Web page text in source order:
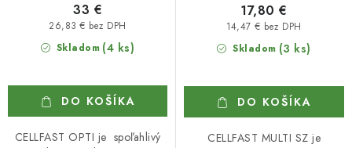
Skladom (4 ks)
26,83 € bez DPH
33 €
DO KOŠÍKA
CELLFAST OPTI je spoľahlivý
Skladom (3 ks)
14,47 € bez DPH
17,80 €
DO KOŠÍKA
CELLFAST MULTI SZ je